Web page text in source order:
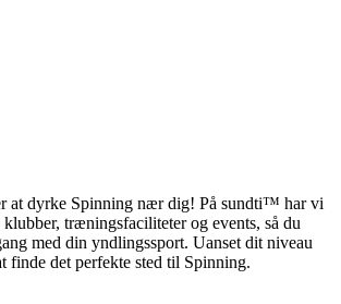
at dyrke Spinning nær dig! På sundti™ har vi
klubber, træningsfaciliteter og events, så du
med din yndlingssport. Uanset dit niveau
finde det perfekte sted til Spinning.